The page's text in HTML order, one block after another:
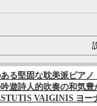
る堅固な耽美派ピア
遊詩人的吹奏の和気
VAIGINIS ヨー